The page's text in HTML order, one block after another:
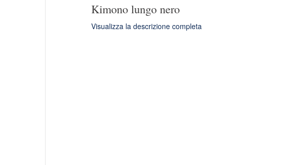
Kimono lungo nero
Visualizza la descrizione completa